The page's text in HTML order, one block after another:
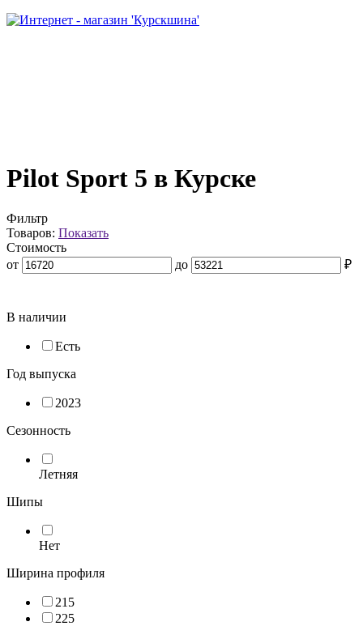
Pilot Sport 5 в Курске
Фильтр
Товаров: Показать
Стоимость
от
до ₽
В наличии
Есть
Год выпуска
2023
Сезонность
Летняя
Шипы
Нет
Ширина профиля
215
225